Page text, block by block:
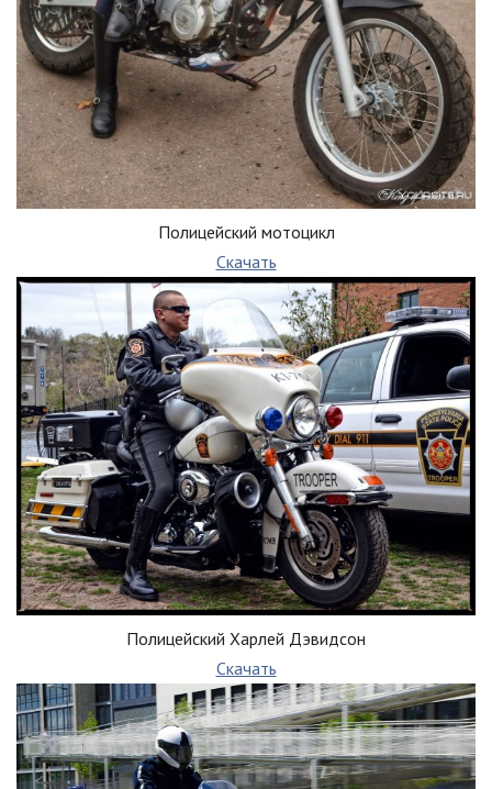
Полицейский мотоцикл
Скачать
Полицейский Харлей Дэвидсон
Скачать